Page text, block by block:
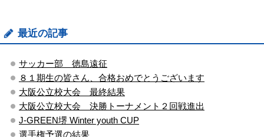
最近の記事
サッカー部 徳島遠征
８１期生の皆さん、合格おめでとうございます
大阪公立校大会 最終結果
大阪公立校大会 決勝トーナメント２回戦進出
J-GREEN堺 Winter youth CUP
選手権予選の結果